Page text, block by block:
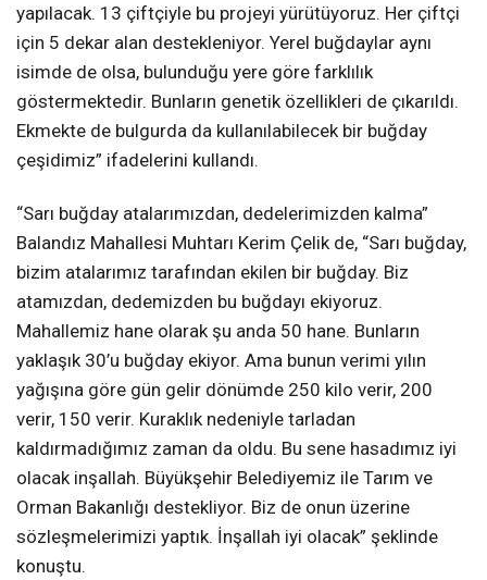
yapılacak. 13 çiftçiyle bu projeyi yürütüyoruz. Her çiftçi
için 5 dekar alan destekleniyor. Yerel buğdaylar aynı
isimde de olsa, bulunduğu yere göre farklılık
göstermektedir. Bunların genetik özellikleri de çıkarıldı.
Ekmekte de bulgurda da kullanılabilecek bir buğday
çeşidimiz” ifadelerini kullandı.
“Sarı buğday atalarımızdan, dedelerimizden kalma”
Balandız Mahallesi Muhtarı Kerim Çelik de, “Sarı buğday,
bizim atalarımız tarafından ekilen bir buğday. Biz
atamızdan, dedemizden bu buğdayı ekiyoruz.
Mahallemiz hane olarak şu anda 50 hane. Bunların
yaklaşık 30’u buğday ekiyor. Ama bunun verimi yılın
yağışına göre gün gelir dönümde 250 kilo verir, 200
verir, 150 verir. Kuraklık nedeniyle tarladan
kaldırmadığımız zaman da oldu. Bu sene hasadımız iyi
olacak inşallah. Büyükşehir Belediyemiz ile Tarım ve
Orman Bakanlığı destekliyor. Biz de onun üzerine
sözleşmelerimizi yaptık. İnşallah iyi olacak” şeklinde
konuştu.